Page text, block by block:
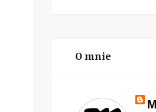
O mnie